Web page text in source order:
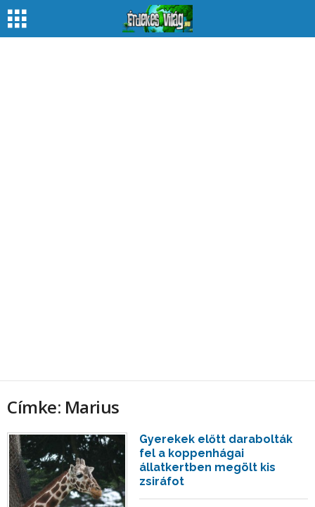
Címke: Marius
Gyerekek előtt darabolták
fel a koppenhágai
állatkertben megölt kis
zsiráfot